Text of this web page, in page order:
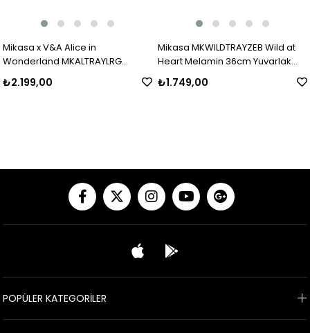
Mikasa x V&A Alice in
Wonderland MKALTRAYLRG
Melamin Servis Tepsisi 43x32cm
₺2.199,00
Mikasa MKWILDTRAYZEB Wild at
Heart Melamin 36cm Yuvarlak
Tepsi Zebra
₺1.749,00
POPÜLER KATEGORİLER